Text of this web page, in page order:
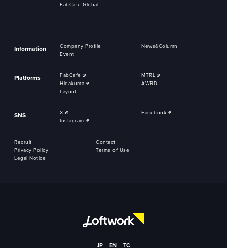
FabCafe Global
Information Company Profile
News&Column
Event
Platforms FabCafe
MTRL
Hidakuma
AWRD
Layout
SNS X
Facebook
Instagram
Recruit
Contact
Privacy Policy
Terms of Use
Legal Notice
JP EN TC